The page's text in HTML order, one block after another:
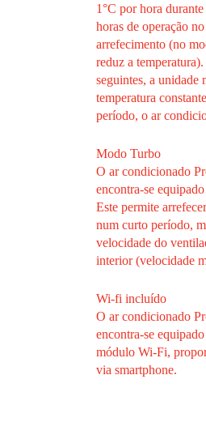
1°C por hora
horas de operação
arrefecimento (no
reduz a
seguintes, a unidade
temperatura
período, o ar
Modo Turbo
O ar condicionado
encontra-se
Este permite
num curto período,
velocidade do
interior (velocidade
Wi-fi incluído
O ar condicionado
encontra-se
módulo Wi-Fi,
via smartphone.